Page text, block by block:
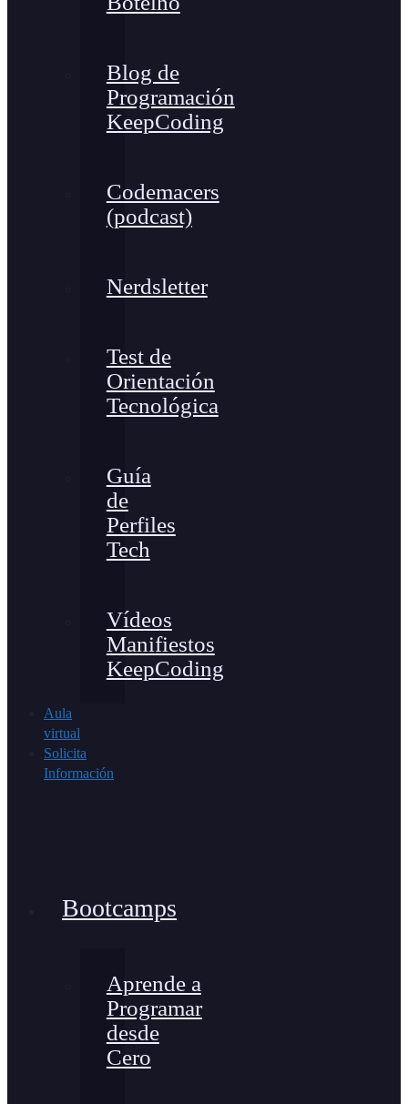
Blog de
Programación
KeepCoding
Codemacers
(podcast)
Nerdsletter
Test de
Orientación
Tecnológica
Guía
de
Perfiles
Tech
Vídeos
Manifiestos
KeepCoding
Aula
virtual
Solicita
Información
Bootcamps
Aprende a
Programar
desde
Cero